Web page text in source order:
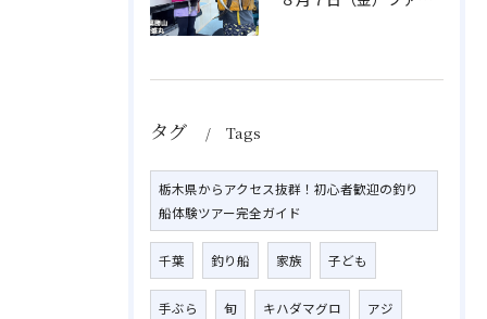
タグ Tags
栃木県からアクセス抜群！初心者歓迎の釣り
船体験ツアー完全ガイド
千葉 釣り船 家族 子ども
手ぶら 旬 キハダマグロ アジ